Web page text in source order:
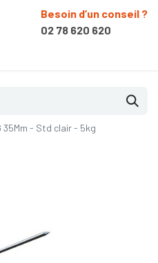
Besoin d’un conseil ?
02 78 620 620
35Mm - Std clair - 5kg